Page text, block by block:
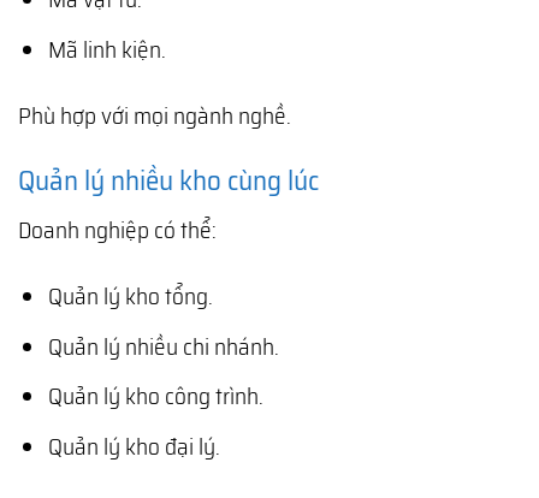
Mã linh kiện.
Phù hợp với mọi ngành nghề.
Quản lý nhiều kho cùng lúc
Doanh nghiệp có thể:
Quản lý kho tổng.
Quản lý nhiều chi nhánh.
Quản lý kho công trình.
Quản lý kho đại lý.